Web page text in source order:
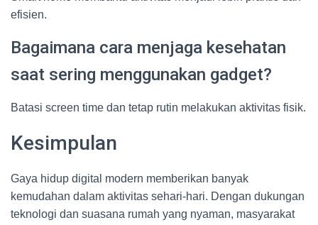
efisien.
Bagaimana cara menjaga kesehatan
saat sering menggunakan gadget?
Batasi screen time dan tetap rutin melakukan aktivitas fisik.
Kesimpulan
Gaya hidup digital modern memberikan banyak
kemudahan dalam aktivitas sehari-hari. Dengan dukungan
teknologi dan suasana rumah yang nyaman, masyarakat